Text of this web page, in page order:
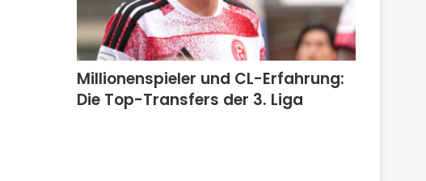
Millionenspieler und CL-Erfahrung:
Die Top-Transfers der 3. Liga